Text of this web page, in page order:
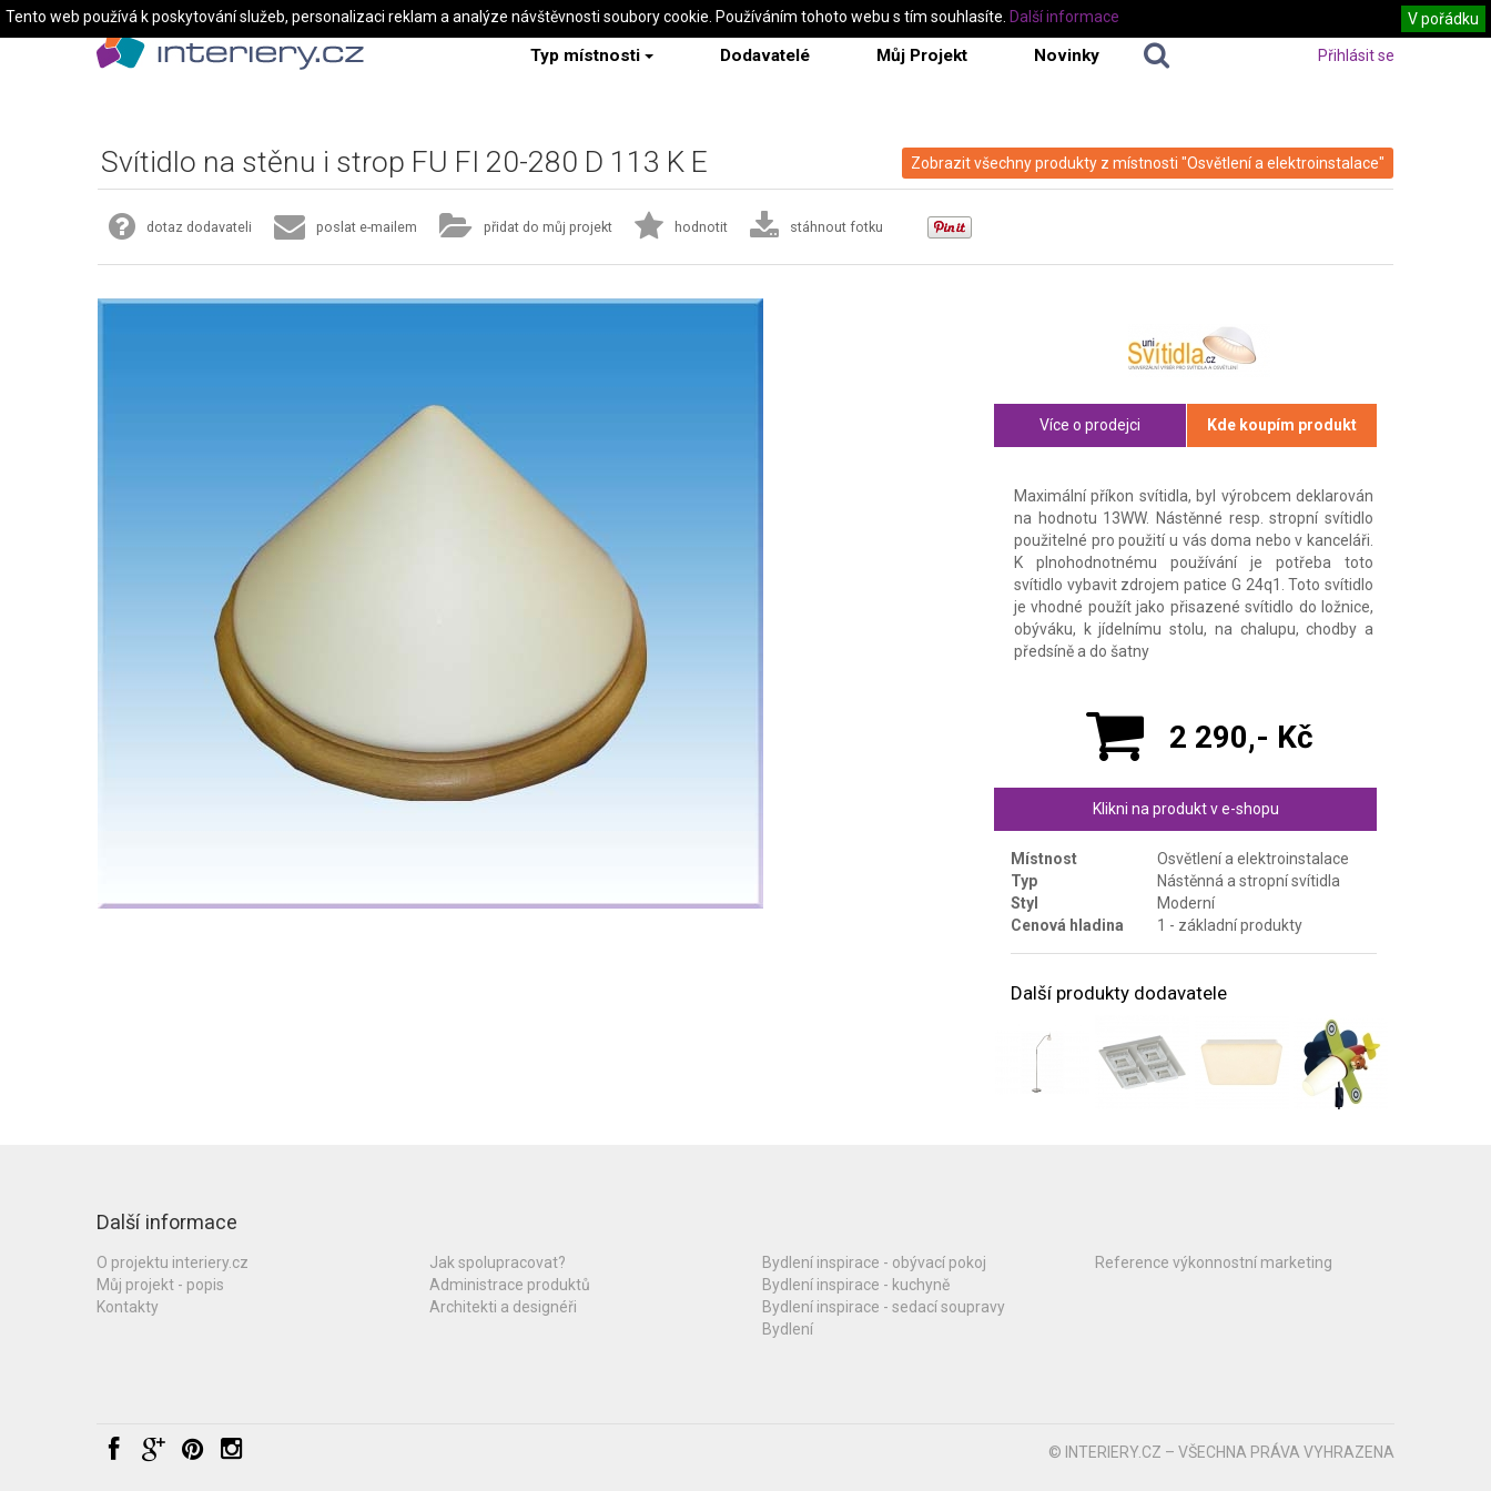
Typ místnosti Dodavatelé Můj Projekt Novinky Přihlásit se
Zobrazit všechny produkty z místnosti "Osvětlení a elektroinstalace"
Svítidlo na stěnu i strop FU FI 20-280 D 113 K E
dotaz dodavateli poslat e-mailem přidat do můj projekt hodnotit stáhnout fotku
Více o prodejci Kde koupím produkt
Maximální příkon svítidla, byl výrobcem deklarován
na hodnotu 13WW. Nástěnné resp. stropní svítidlo
použitelné pro použití u vás doma nebo v kanceláři.
K plnohodnotnému používání je potřeba toto
svítidlo vybavit zdrojem patice G 24q1. Toto svítidlo
je vhodné použít jako přisazené svítidlo do ložnice,
obýváku, k jídelnímu stolu, na chalupu, chodby a
předsíně a do šatny
2 290,- Kč
Klikni na produkt v e-shopu
Místnost
Osvětlení a elektroinstalace
Typ
Nástěnná a stropní svítidla
Styl
Moderní
Cenová hladina
1 - základní produkty
Další produkty dodavatele
Další informace
O projektu interiery.cz
Můj projekt - popis
Kontakty
Jak spolupracovat?
Administrace produktů
Architekti a designéři
Bydlení inspirace - obývací pokoj
Bydlení inspirace - kuchyně
Bydlení inspirace - sedací soupravy
Bydlení
Reference výkonnostní marketing
© INTERIERY.CZ – VŠECHNA PRÁVA VYHRAZENA
Tento web používá k poskytování služeb, personalizaci reklam a analýze návštěvnosti soubory cookie. Používáním tohoto webu s tím souhlasíte. V pořádku
Další informace